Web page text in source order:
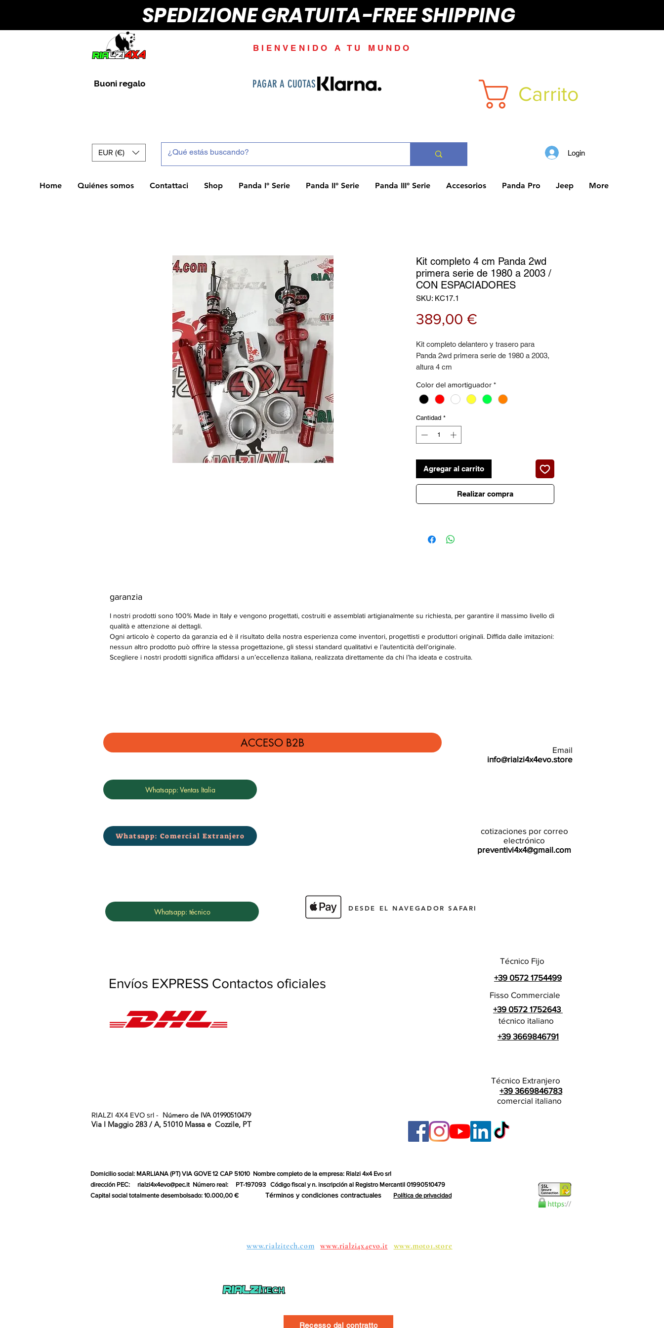
SPEDIZIONE GRATUITA-FREE SHIPPING
Buoni regalo
BIENVENIDO A TU MUNDO
PAGAR A CUOTAS Carrito
EUR (€) Login
Home Quiénes somos Contattaci Shop Panda I° Serie Panda II° Serie Panda III° Serie Accesorios Panda Pro Jeep More
Kit completo 4 cm Panda 2wd
primera serie de 1980 a 2003 /
CON ESPACIADORES
SKU: KC17.1
389,00 €
Kit completo delantero y trasero para
Panda 2wd primera serie de 1980 a 2003,
altura 4 cm
Compuesto por:
Kit de amortiguadores (delanteros +
aluminio
Espaciadores delanteros debajo muelle de
aluminio
Made in Italy
Color del amortiguador *
Cantidad *
Agregar al carrito
Realizar compra
garanzia
I nostri prodotti sono 100% Made in Italy e vengono progettati, costruiti e assemblati artigianalmente su richiesta, per garantire il massimo livello di
qualità e attenzione ai dettagli.
Ogni articolo è coperto da garanzia ed è il risultato della nostra esperienza come inventori, progettisti e produttori originali. Diffida dalle imitazioni:
nessun altro prodotto può offrire la stessa progettazione, gli stessi standard qualitativi e l’autenticità dell’originale.
Scegliere i nostri prodotti significa affidarsi a un’eccellenza italiana, realizzata direttamente da chi l’ha ideata e costruita.
ACCESO B2B
Email
info@rialzi4x4evo.store
Whatsapp: Ventas Italia
Whatsapp: Comercial Extranjero
cotizaciones por correo
electrónico
preventivi4x4@gmail.com
Whatsapp: técnico DESDE EL NAVEGADOR SAFARI
Técnico Fijo
Envíos EXPRESS Contactos oficiales
+39 0572 1754499
Fisso Commerciale
+39 0572 1752643
técnico italiano
+39 3669846791
Técnico Extranjero
+39 3669846783
comercial italiano
RIALZI 4X4 EVO srl - Número de IVA 01990510479
Via I Maggio 283 / A, 51010 Massa e Cozzile, PT
Domicilio social: MARLIANA (PT) VIA GOVE 12 CAP 51010 Nombre completo de la empresa: Rialzi 4x4 Evo srl
dirección PEC:
rialzi4x4evo@pec.it Número real: PT-197093 Código fiscal y n. inscripción al Registro Mercantil 01990510479
Capital social totalmente desembolsado: 10.000,00 €
Términos y condiciones contractuales Política de privacidad
www.rialzitech.com www.rialzi4x4evo.it www.moto1.store
Recesso dal contratto